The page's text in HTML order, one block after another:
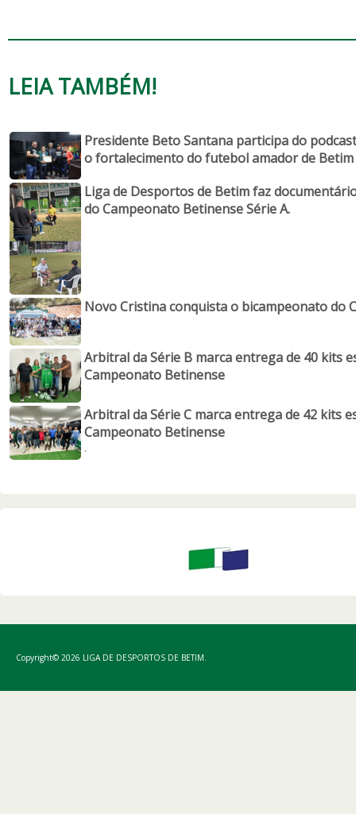
LEIA TAMBÉM!
Presidente Beto Santana participa do
o fortalecimento do futebol amador de Betim
Liga de Desportos de Betim faz
do Campeonato Betinense Série A.
Novo Cristina conquista o bicampeonato do
Arbitral da Série B marca entrega de 40 kits
Campeonato Betinense
Arbitral da Série C marca entrega de 42 kits
Campeonato Betinense
.
Copyright© 2026 LIGA DE DESPORTOS DE BETIM.